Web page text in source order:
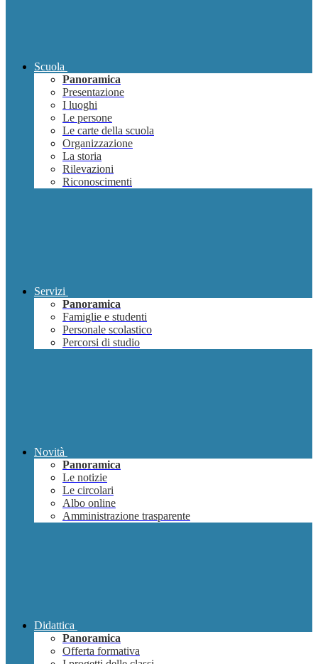
Scuola
Panoramica
Presentazione
I luoghi
Le persone
Le carte della scuola
Organizzazione
La storia
Rilevazioni
Riconoscimenti
Servizi
Panoramica
Famiglie e studenti
Personale scolastico
Percorsi di studio
Novità
Panoramica
Le notizie
Le circolari
Albo online
Amministrazione trasparente
Didattica
Panoramica
Offerta formativa